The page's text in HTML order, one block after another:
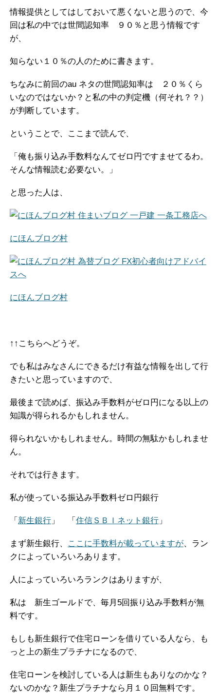
情報提供としてはしておいて悪くないと思うので、今
回は私の中では世間認知率 ９０％と思う情報です
が、
知らない１０％の人のために書きます。
ちなみに前回のau ネタの世間認知率は ２０％くら
いなのではないか？と私の中の判定機（何それ？？）
が判断しています。
ということで、ここまで読んで、
「俺も振り込み手数料なんてゼロ円ですませてるわ。
そんな情報読む必要ない。」
と思った人は、
にほんブログ村
にほんブログ村
↑↑こちらへどうぞ。
でも私はみなさんにできるだけ有益な情報を出して行
きたいと思っていますので、
最後まで読めば、振込み手数料がゼロ円になる以上の
知識が得られるかもしれません。
得られないかもしれません。時間の無駄かもしれませ
ん。
それでは行きます。
私が使っている振込み手数料ゼロ円銀行
「 新生銀行 」 「 住信ＳＢＩネット銀行 」
まず新生銀行、 ここに手数料が載っていますが、ラン
クによっていろいろあります。
人によっていろいろランクはありますが、
私は 新生ゴールドで、毎月5回振り込み手数料が無
料です。
もしも新生銀行で住宅ローンを借りている人なら、も
っと上の新生プラチナになるので、
住宅ローンを検討している人は新生もありなのかな？
ないのかな？新生プラチナなら月１０回無料です。